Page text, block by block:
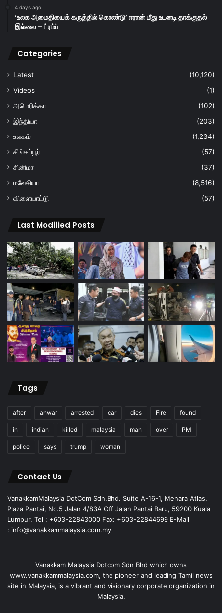
4 days ago
‘உலக அமைதியைக் கருத்தில் கொண்டு’ ஈரான் மீது உடனடி தாக்குதல்
இல்லை – ட்ரம்ப்
Categories
Latest
(10,120)
Videos
(1)
அமெரிக்கா
(102)
இந்தியா
(203)
உலகம்
(1,234)
சிங்கப்பூர்
(57)
சினிமா
(37)
மலேசியா
(8,516)
விளையாட்டு
(57)
Last Modified Posts
Tags
after anwar arrested car dies Fire found
in indian killed malaysia man over PM
police says trump woman
Contact Us
VanakkamMalaysia DotCom Sdn.Bhd. Suite A-16-1, Menara Atlas,
Plaza Pantai, No.5 Jalan 4/83A Off Jalan Pantai Baru, 59200 Kuala
Lumpur. Tel : +603-22843000 Fax: +603-22844699 E-Mail
: info@vanakkammalaysia.com.my
Vanakkam Malaysia Dotcom Sdn Bhd which owns
www.vanakkammalaysia.com, the pioneer and leading Tamil news
site in Malaysia, is a vibrant and visionary corporate organization in
Malaysia.